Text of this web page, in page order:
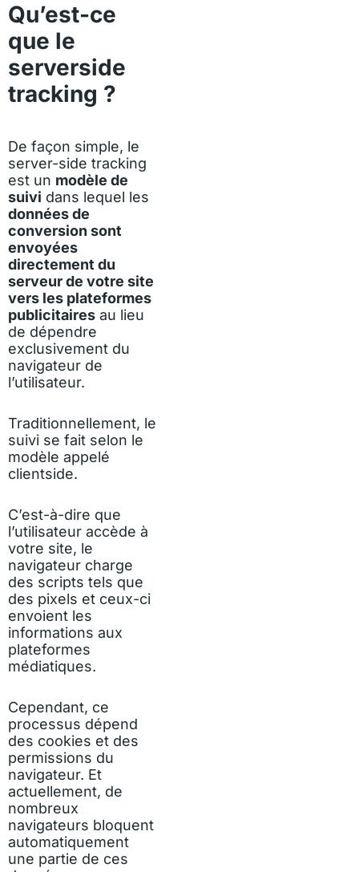
Qu’est-ce
que le
serverside
tracking ?
De façon simple, le
server-side tracking
est un modèle de
suivi dans lequel les
données de
conversion sont
envoyées
directement du
serveur de votre site
vers les plateformes
publicitaires au lieu
de dépendre
exclusivement du
navigateur de
l’utilisateur.
Traditionnellement, le
suivi se fait selon le
modèle appelé
clientside.
C’est-à-dire que
l’utilisateur accède à
votre site, le
navigateur charge
des scripts tels que
des pixels et ceux-ci
envoient les
informations aux
plateformes
médiatiques.
Cependant, ce
processus dépend
des cookies et des
permissions du
navigateur. Et
actuellement, de
nombreux
navigateurs bloquent
automatiquement
une partie de ces